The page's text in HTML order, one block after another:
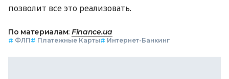
позволит все это реализовать.
По материалам: Finance.ua
# ФЛП# Платежные Карты# Интернет-Банкинг